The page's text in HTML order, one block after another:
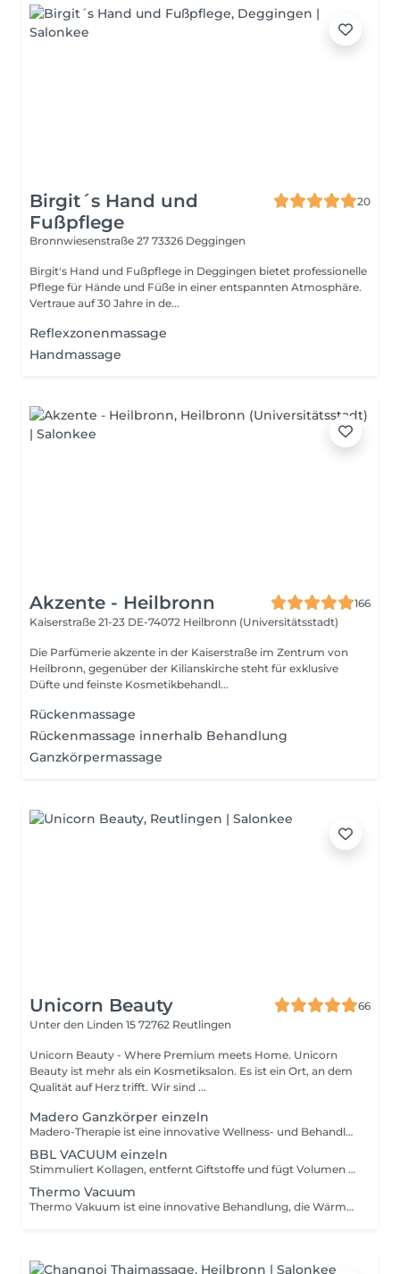
Birgit´s Hand und
Fußpflege
20
Bronnwiesenstraße 27 73326 Deggingen
Birgit's Hand und Fußpflege in Deggingen bietet professionelle
Pflege für Hände und Füße in einer entspannten Atmosphäre.
Vertraue auf 30 Jahre in de...
Reflexzonenmassage
Handmassage
Akzente - Heilbronn
166
Kaiserstraße 21-23 DE-74072 Heilbronn (Universitätsstadt)
Die Parfümerie akzente in der Kaiserstraße im Zentrum von
Heilbronn, gegenüber der Kilianskirche steht für exklusive
Düfte und feinste Kosmetikbehandl...
Rückenmassage
Rückenmassage innerhalb Behandlung
Ganzkörpermassage
Unicorn Beauty
66
Unter den Linden 15 72762 Reutlingen
Unicorn Beauty - Where Premium meets Home. Unicorn
Beauty ist mehr als ein Kosmetiksalon. Es ist ein Ort, an dem
Qualität auf Herz trifft. Wir sind ...
Madero Ganzkörper einzeln
Madero-Therapie ist eine innovative Wellness- und Behandlungsmethode, bei der speziell geformte Holzinstrumente sanft über den Körper geführt werden. Sie stimuliert die Durchblutung, regt den Lymphfluss an und fördert die Straffung sowie Entspannung von Haut und Gewebe.Für ein spürbar glatteres, vitales und harmonisches Erscheinungsbild. Reine Behandlungsdauer 40-45 min
BBL VACUUM einzeln
Stimmuliert Kollagen, entfernt Giftstoffe und fügt Volumen zu Hüfte und Po hinzu, indem Fett übertragen wird. Hebt, strafft und vergrößert die Gesäßmuskulatur.
Thermo Vacuum
Thermo Vakuum ist eine innovative Behandlung, die Wärme und sanften Unterdruck kombiniert, um Durchblutung und Lymphfluss gezielt zu fördern. Sie unterstützt die Straffung von Haut und Gewebe, regt den Stoffwechsel an und hilft bei der Reduzierung von Cellulite. Für ein sichtbar glatteres, vitales und harmonisches Erscheinungsbild.